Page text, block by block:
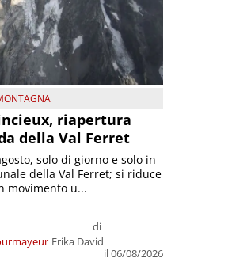
riapertura
della Val Ferret
di
Erika David
il 06/08/2026
solo di giorno e solo in
della Val Ferret; si riduce
movimento u...